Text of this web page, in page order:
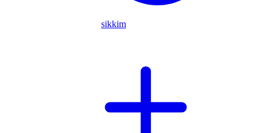
sikkim